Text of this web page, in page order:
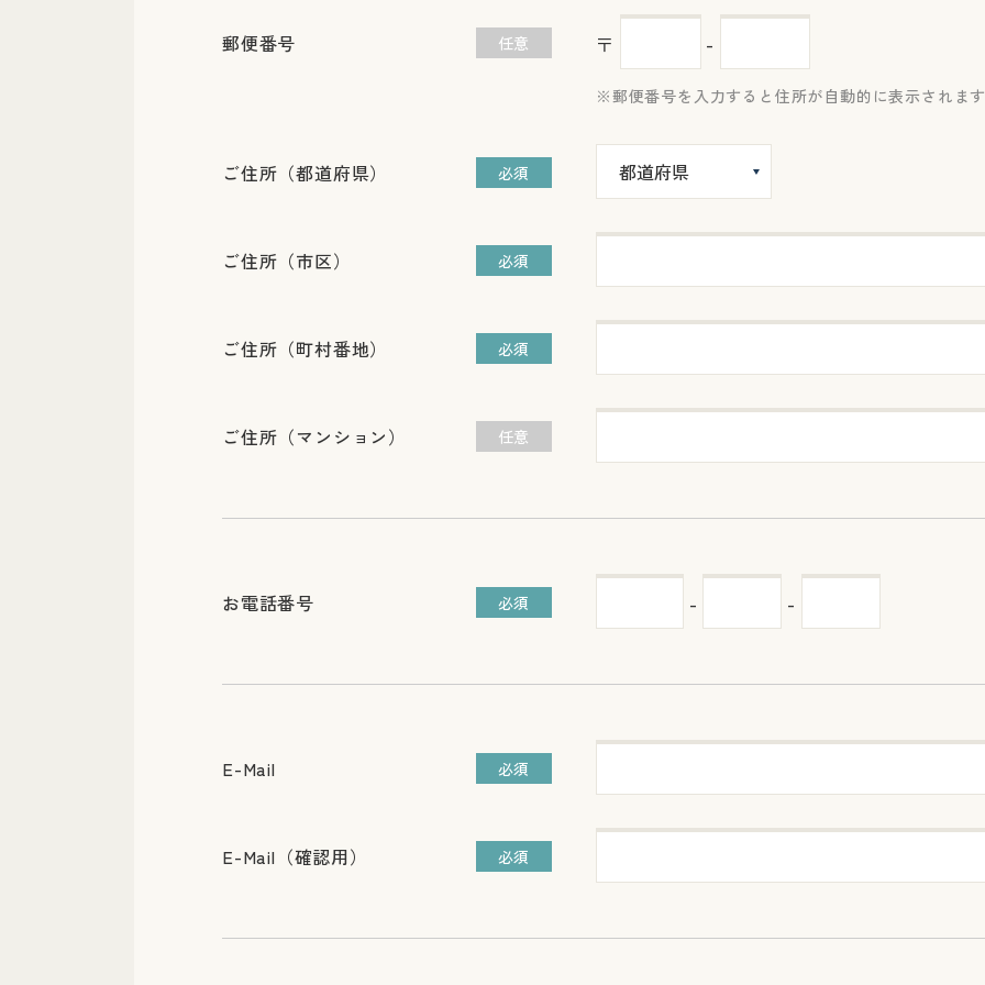
郵便番号 任意 〒 -
郵便番号を入力すると住所が自動的に表示されま
ご住所（都道府県） 必須
ご住所（市区） 必須
ご住所（町村番地） 必須
ご住所（マンション） 任意
お電話番号 必須 - -
E-Mail 必須
E-Mail（確認用） 必須